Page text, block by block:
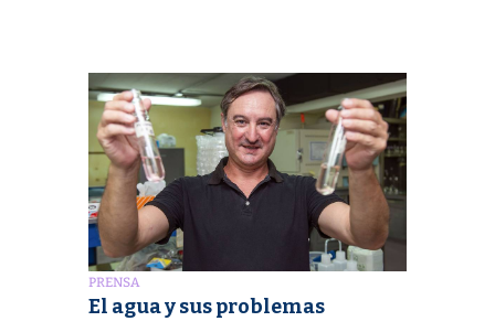
PRENSA
El agua y sus problemas